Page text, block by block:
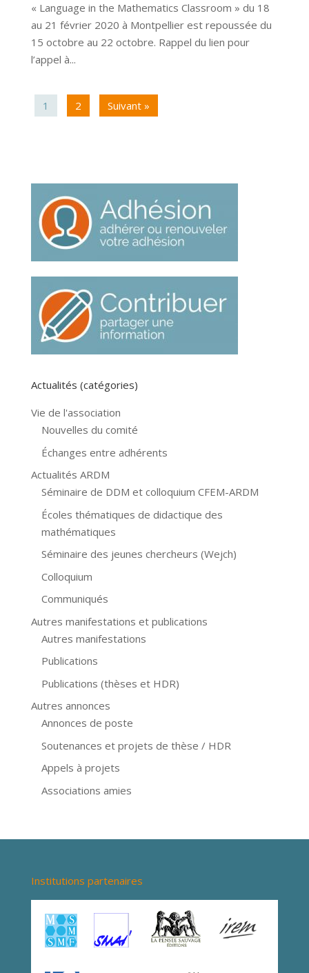
« Language in the Mathematics Classroom » du 18
au 21 février 2020 à Montpellier est repoussée du
15 octobre au 22 octobre. Rappel du lien pour
l’appel à...
1 2 Suivant »
Actualités (catégories)
Vie de l'association
Nouvelles du comité
Échanges entre adhérents
Actualités ARDM
Séminaire de DDM et colloquium CFEM-ARDM
Écoles thématiques de didactique des
mathématiques
Séminaire des jeunes chercheurs (Wejch)
Colloquium
Communiqués
Autres manifestations et publications
Autres manifestations
Publications
Publications (thèses et HDR)
Autres annonces
Annonces de poste
Soutenances et projets de thèse / HDR
Appels à projets
Associations amies
Institutions partenaires